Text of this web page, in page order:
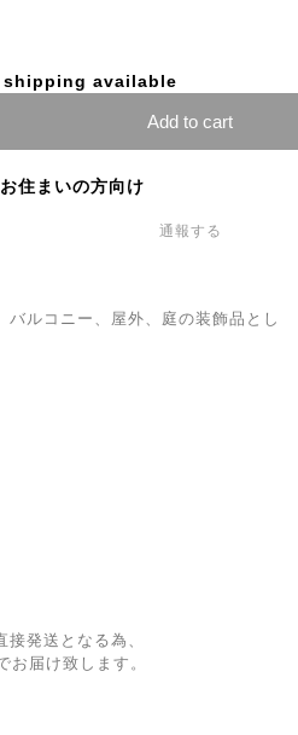
available
Add to cart
住まいの方向け
通報する
ルコニー、屋外、庭の装飾品とし
発送となる為、
お届け致します。